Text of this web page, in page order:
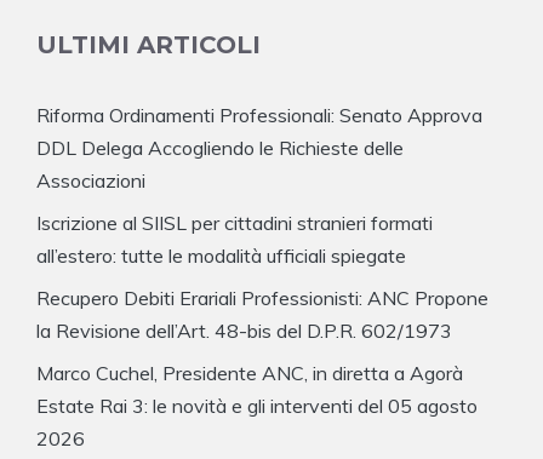
ULTIMI ARTICOLI
Riforma Ordinamenti Professionali: Senato Approva
DDL Delega Accogliendo le Richieste delle
Associazioni
Iscrizione al SIISL per cittadini stranieri formati
all’estero: tutte le modalità ufficiali spiegate
Recupero Debiti Erariali Professionisti: ANC Propone
la Revisione dell’Art. 48-bis del D.P.R. 602/1973
Marco Cuchel, Presidente ANC, in diretta a Agorà
Estate Rai 3: le novità e gli interventi del 05 agosto
2026